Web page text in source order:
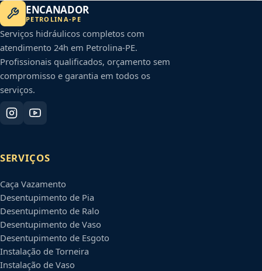
ENCANADOR
PETROLINA-PE
Serviços hidráulicos completos com
atendimento 24h em Petrolina-PE.
Profissionais qualificados, orçamento sem
compromisso e garantia em todos os
serviços.
SERVIÇOS
Caça Vazamento
Desentupimento de Pia
Desentupimento de Ralo
Desentupimento de Vaso
Desentupimento de Esgoto
Instalação de Torneira
Instalação de Vaso